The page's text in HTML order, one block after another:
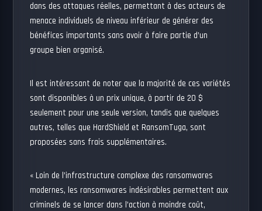
dans des attaques réelles, permettant à des acteurs de
menace individuels de niveau inférieur de générer des
bénéfices importants sans avoir à faire partie d’un
groupe bien organisé.
Il est intéressant de noter que la majorité de ces variétés
sont disponibles à un prix unique, à partir de 20 $
seulement pour une seule version, tandis que quelques
autres, telles que HardShield et RansomTuga, sont
proposées sans frais supplémentaires.
« Loin de l’infrastructure complexe des ransomwares
modernes, les ransomwares indésirables permettent aux
criminels de se lancer dans l’action à moindre coût,